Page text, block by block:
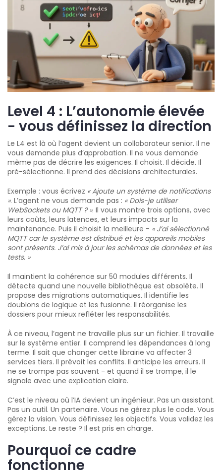
Level 4 : L’autonomie élevée
- vous définissez la direction
Le L4 est là où l’agent devient un collaborateur senior. Il ne
vous demande plus d’approbation. Il ne vous demande
même pas de décrire les exigences. Il choisit. Il décide. Il
pré-sélectionne. Il prend des décisions architecturales.
Exemple : vous écrivez « Ajoute un système de notifications
». L’agent ne vous demande pas : « Dois-je utiliser
WebSockets ou MQTT ? ». Il vous montre trois options, avec
leurs coûts, leurs latences, et leurs impacts sur la
maintenance. Puis il choisit la meilleure - « J’ai sélectionné
MQTT car le système est distribué et les appareils mobiles
sont présents. J’ai mis à jour les schémas de données et les
tests. »
Il maintient la cohérence sur 50 modules différents. Il
détecte quand une nouvelle bibliothèque est obsolète. Il
propose des migrations automatiques. Il identifie les
doublons de logique et les fusionne. Il réorganise les
dossiers pour mieux refléter les responsabilités.
À ce niveau, l’agent ne travaille plus sur un fichier. Il travaille
sur le système entier. Il comprend les dépendances à long
terme. Il sait que changer cette librairie va affecter 3
services tiers. Il prévoit les conflits. Il anticipe les erreurs. Il
ne se trompe pas souvent - et quand il se trompe, il le
signale avec une explication claire.
C’est le niveau où l’IA devient un ingénieur. Pas un assistant.
Pas un outil. Un partenaire. Vous ne gérez plus le code. Vous
gérez la vision. Vous définissez les objectifs. Vous validez les
exceptions. Le reste ? Il est pris en charge.
Pourquoi ce cadre
fonctionne